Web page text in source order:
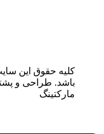
کلیه حقوق این
باشد. طراحی و
مارکتینگ